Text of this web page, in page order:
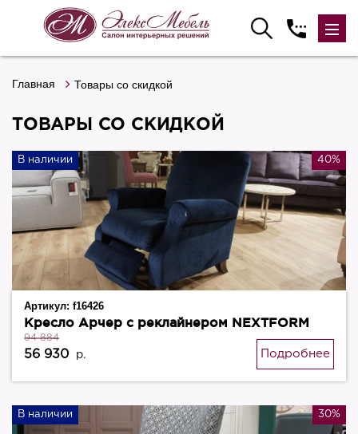
Главная Товары со скидкой
ТОВАРЫ СО СКИДКОЙ
В наличии 40%
Артикул: f16426
Кресло Арчер с реклайнером NEXTFORM
94 884
56 930 р. Подробнее
В наличии 30%